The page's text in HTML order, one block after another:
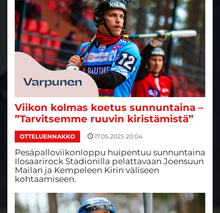
Viikon kolmas koetus sunnuntaina –
”Tarvitsemme ruuvin kiristämistä”
OTTELUENNAKKO | 17.05.2025 20:04
Pesäpalloviikonloppu huipentuu sunnuntaina
Ilosaarirock Stadionilla pelattavaan Joensuun
Mailan ja Kempeleen Kirin väliseen
kohtaamiseen.